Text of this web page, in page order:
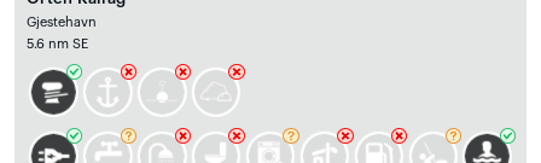
Gjestehavn
5.6 nm SE